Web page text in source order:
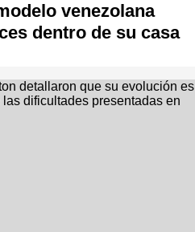
venezolana
dentro de su casa